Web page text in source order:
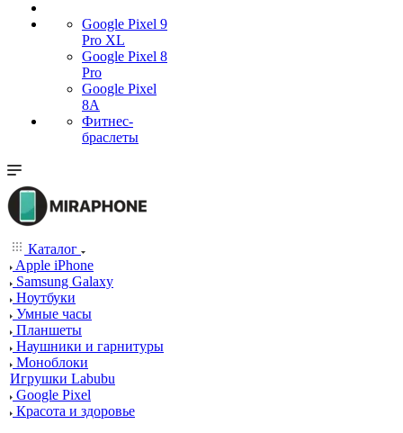
Google Pixel 9
Pro XL
Google Pixel 8
Pro
Google Pixel
8A
Фитнес-
браслеты
Каталог
Apple iPhone
Samsung Galaxy
Ноутбуки
Умные часы
Планшеты
Наушники и гарнитуры
Моноблоки
Игрушки Labubu
Google Pixel
Красота и здоровье